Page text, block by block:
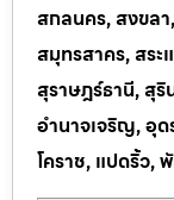
สกลนคร, สงขล
สมุทรสาคร, สระ
สุราษฎร์ธานี, สุ
อำนาจเจริญ, อุ
โคราช, แปดริ้ว,